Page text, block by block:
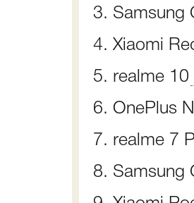
3. Samsung
4. Xiaomi
5. realme 10
6. OnePlus
7. realme 7
8. Samsung